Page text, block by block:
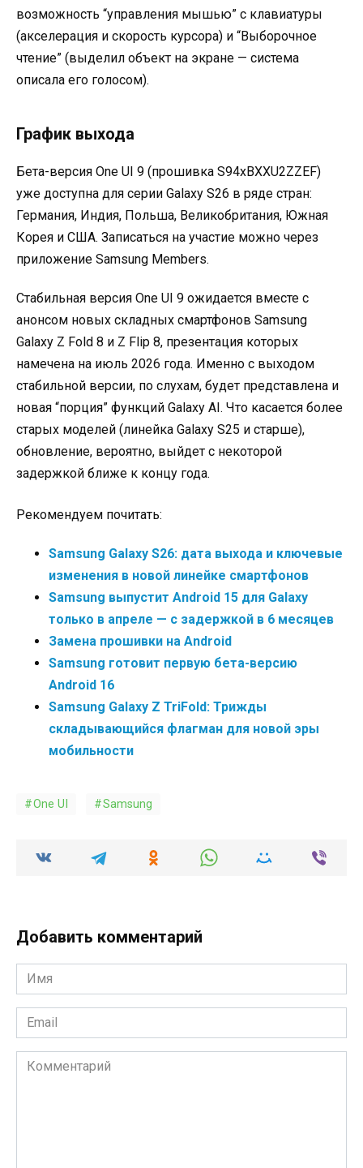
возможность “управления мышью” с клавиатуры
(акселерация и скорость курсора) и “Выборочное
чтение” (выделил объект на экране — система
описала его голосом).
График выхода
Бета-версия One UI 9 (прошивка S94xBXXU2ZZEF)
уже доступна для серии Galaxy S26 в ряде стран:
Германия, Индия, Польша, Великобритания, Южная
Корея и США. Записаться на участие можно через
приложение Samsung Members.
Стабильная версия One UI 9 ожидается вместе с
анонсом новых складных смартфонов Samsung
Galaxy Z Fold 8 и Z Flip 8, презентация которых
намечена на июль 2026 года. Именно с выходом
стабильной версии, по слухам, будет представлена и
новая “порция” функций Galaxy AI. Что касается более
старых моделей (линейка Galaxy S25 и старше),
обновление, вероятно, выйдет с некоторой
задержкой ближе к концу года.
Рекомендуем почитать:
Samsung Galaxy S26: дата выхода и ключевые
изменения в новой линейке смартфонов
Samsung выпустит Android 15 для Galaxy
только в апреле — с задержкой в 6 месяцев
Замена прошивки на Android
Samsung готовит первую бета-версию
Android 16
Samsung Galaxy Z TriFold: Трижды
складывающийся флагман для новой эры
мобильности
One UI Samsung
Добавить комментарий
Имя
*
Email
*
Комментарий